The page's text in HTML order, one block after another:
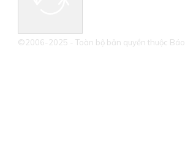
©2006-2025 - Toàn bộ bản quyền thuộc Báo